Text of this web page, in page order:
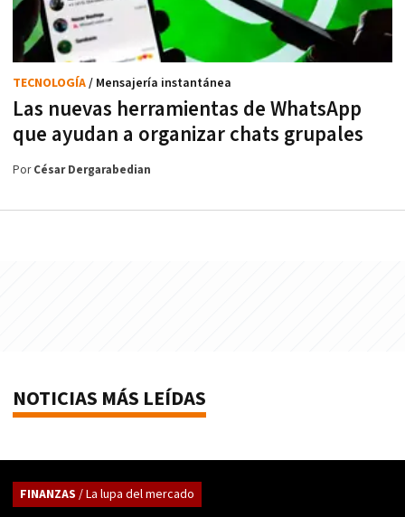
Las nuevas herramientas de WhatsApp
que ayudan a organizar chats grupales
TECNOLOGÍA/ Mensajería instantánea
PorCésar Dergarabedian
NOTICIAS MÁS LEÍDAS
FINANZAS / La lupa del mercado